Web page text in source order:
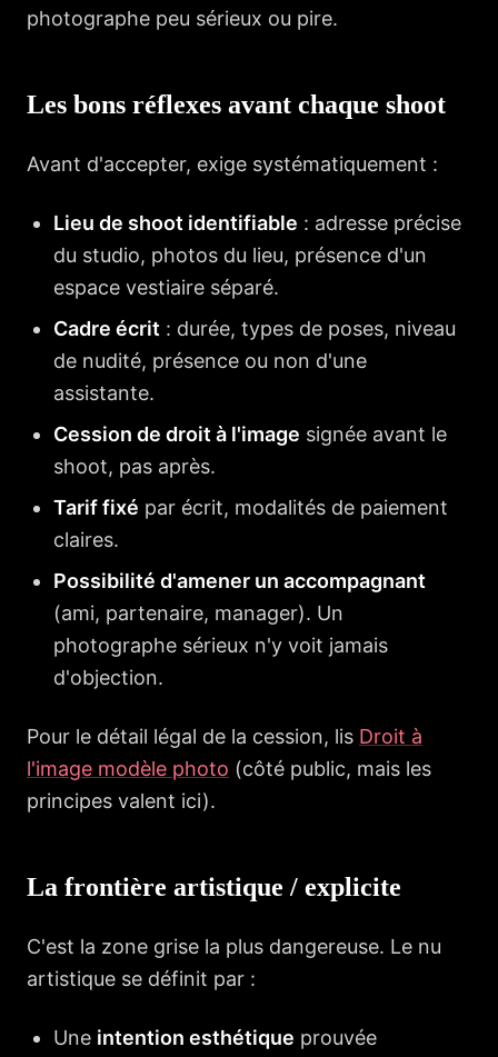
photographe peu sérieux ou pire.
Les bons réflexes avant chaque shoot
Avant d'accepter, exige systématiquement :
Lieu de shoot identifiable : adresse précise
du studio, photos du lieu, présence d'un
espace vestiaire séparé.
Cadre écrit : durée, types de poses, niveau
de nudité, présence ou non d'une
assistante.
Cession de droit à l'image signée avant le
shoot, pas après.
Tarif fixé par écrit, modalités de paiement
claires.
Possibilité d'amener un accompagnant
(ami, partenaire, manager). Un
photographe sérieux n'y voit jamais
d'objection.
Pour le détail légal de la cession, lis Droit à
l'image modèle photo (côté public, mais les
principes valent ici).
La frontière artistique / explicite
C'est la zone grise la plus dangereuse. Le nu
artistique se définit par :
Une intention esthétique prouvée